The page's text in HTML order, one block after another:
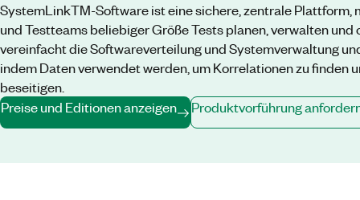
SystemLinkTM-Software ist eine sichere, zentrale Plattform,
und Testteams beliebiger Größe Tests planen, verwalten und
vereinfacht die Softwareverteilung und Systemverwaltung
indem Daten verwendet werden, um Korrelationen zu finden
beseitigen.
Preise und Editionen anzeigen
Produktvorführung